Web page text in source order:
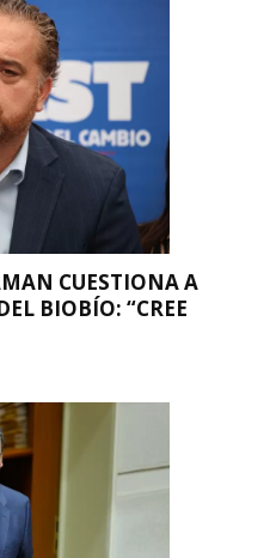
CUESTIONA A
BIOBÍO: “CREE